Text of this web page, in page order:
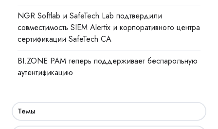
NGR Softlab и SafeTech Lab подтвердили
совместимость SIEM Alertix и корпоративного центра
сертификации SafeTech CA
BI.ZONE PAM теперь поддерживает беспарольную
аутентификацию
Темы